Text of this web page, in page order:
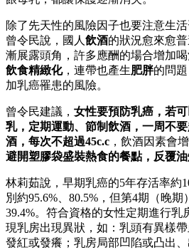
除了先天性的風險因子也要注意生
曾令民說，國人 飲酒的狀況愈來愈
漸展露頭角，許多應酬的場合增加
飲食精緻化，連帶也產生肥胖的問
加乳癌罹患的風險。
曾令民建議， 女性要預防乳癌，若
乳，定期運動、節制飲酒，一周不
酒，每次不超過45c.c ，飲酒因素會
避開塑膠袋盛裝熱食的餐點，反覆
林莉茹說，早期乳癌的5年存活率約
別約95.6%、80.5%，但第4期（晚
39.4%。符合資格的女性定期進行乳
現乳房出現異狀，如：乳頭有異樣
發紅或發癢；乳房局部凹陷或凸出